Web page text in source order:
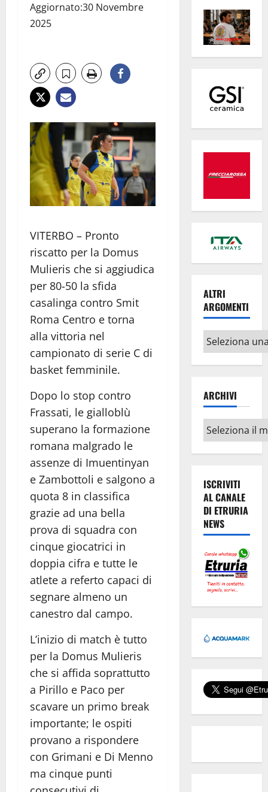
Aggiornato:30 Novembre
2025
VITERBO – Pronto
riscatto per la Domus
Mulieris che si aggiudica
per 80-50 la sfida
casalinga contro Smit
Roma Centro e torna
alla vittoria nel
campionato di serie C di
basket femminile.
Dopo lo stop contro
Frassati, le gialloblù
superano la formazione
romana malgrado le
assenze di Imuentinyan
e Zambottoli e salgono a
quota 8 in classifica
grazie ad una bella
prova di squadra con
cinque giocatrici in
doppia cifra e tutte le
atlete a referto capaci di
segnare almeno un
canestro dal campo.
L’inizio di match è tutto
per la Domus Mulieris
che si affida soprattutto
a Pirillo e Paco per
scavare un primo break
importante; le ospiti
provano a rispondere
con Grimani e Di Menno
ma cinque punti
ALTRI
ARGOMENTI
Altri
argomenti
ARCHIVI
Archivi
ISCRIVITI
AL CANALE
DI ETRURIA
NEWS